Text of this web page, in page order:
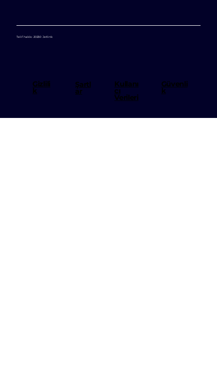
Telif hakkı 2025© Jetlink
Gizlili
k
Şartl
ar
Kullanı
cı
Verileri
Güvenli
k